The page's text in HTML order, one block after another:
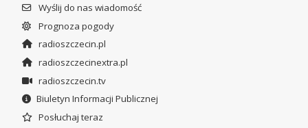
Wyślij do nas wiadomość
Prognoza pogody
radioszczecin.pl
radioszczecinextra.pl
radioszczecin.tv
Biuletyn Informacji Publicznej
Posłuchaj teraz